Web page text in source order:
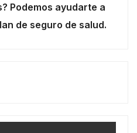
Podemos ayudarte a
de seguro de salud.